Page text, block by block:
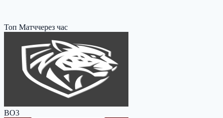
Топ Матччерез час
BO3